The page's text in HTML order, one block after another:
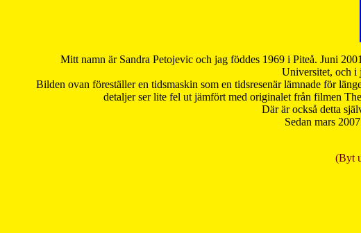
Mitt namn är Sandra Petojevic och jag föddes 1969 i Piteå. Juni
Universitet, och i
Bilden ovan föreställer en tidsmaskin som en tidsresenär lämnade för
detaljer ser lite fel ut jämfört med originalet från filmen
Där är också detta
Sedan mars
(Byt